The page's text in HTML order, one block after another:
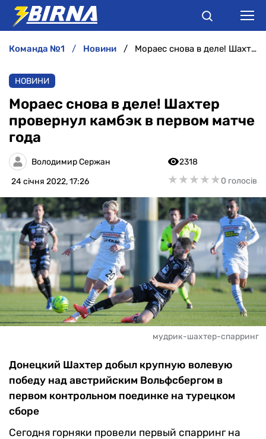
АНАЛІТИКА
ІНТЕРВ'Ю
РІЗНЕ
команда №1 новини Мораес снова в деле! Шахтер провернул камбэк в первом матче года
НОВИНИ
Мораес снова в деле! Шахтер
провернул камбэк в первом матче
года
Володимир Сержан
24 січня 2022, 17:26
2318
★★★★★
★★★★★0 голосів
мудрик-шахтер-спарринг
Донецкий Шахтер добыл крупную волевую
победу над австрийским Вольфсбергом в
первом контрольном поединке на турецком
сборе
Сегодня горняки провели первый спарринг на